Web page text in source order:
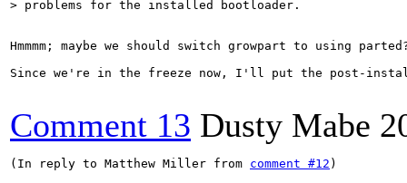
> problems for the installed bootloader.
Hmmmm; maybe we should switch growpart to using
Since we're in the freeze now, I'll put the post-
Comment 13 Dusty Mabe
(In reply to Matthew Miller from comment #12 )